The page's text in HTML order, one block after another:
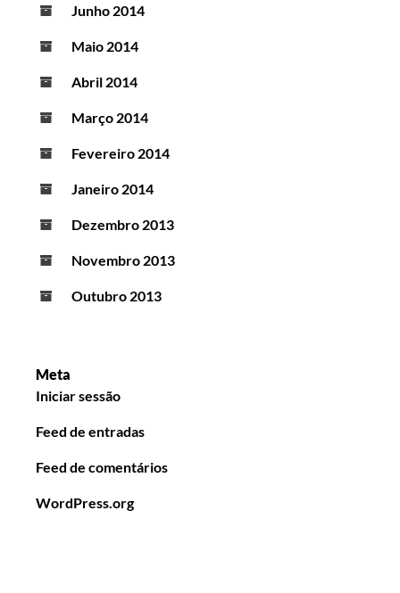
Junho 2014
Maio 2014
Abril 2014
Março 2014
Fevereiro 2014
Janeiro 2014
Dezembro 2013
Novembro 2013
Outubro 2013
Meta
Iniciar sessão
Feed de entradas
Feed de comentários
WordPress.org